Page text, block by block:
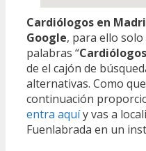
Cardiólogos en
Google, para ello
palabras “
de el cajón de
alternativas. Como
continuación
entra aquíy vas a
Fuenlabrada en un